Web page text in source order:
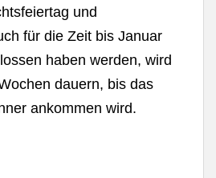
und
für die Zeit bis Januar
haben werden, wird
dauern, bis das
ankommen wird.